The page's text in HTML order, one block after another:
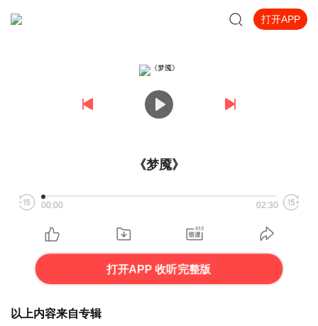
打开APP
《梦魇》
00:00 02:30
打开APP 收听完整版
以上内容来自专辑